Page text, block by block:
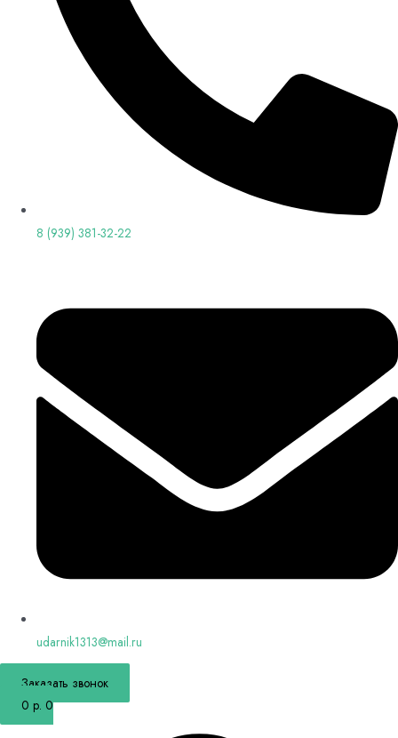
8 (939) 381-32-22
udarnik1313@mail.ru
Заказать звонок
0 р. 0